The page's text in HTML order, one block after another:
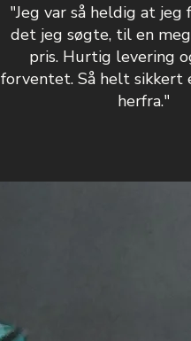
"Jeg var så heldig at
det jeg søgte, til en
pris. Hurtig levering
forventet. Så helt sikkert
herfra."